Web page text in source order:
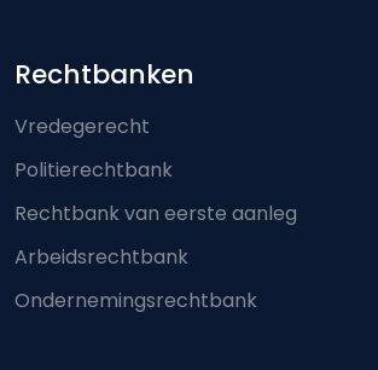
Footer-menu
Rechtbanken
Vredegerecht
Politierechtbank
Rechtbank van eerste aanleg
Arbeidsrechtbank
Ondernemingsrechtbank